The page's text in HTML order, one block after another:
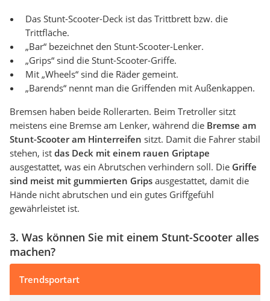
Das Stunt-Scooter-Deck ist das Trittbrett bzw. die
Trittfläche.
„Bar“ bezeichnet den Stunt-Scooter-Lenker.
„Grips“ sind die Stunt-Scooter-Griffe.
Mit „Wheels“ sind die Räder gemeint.
„Barends“ nennt man die Griffenden mit Außenkappen.
Bremsen haben beide Rollerarten. Beim Tretroller sitzt
meistens eine Bremse am Lenker, während die Bremse am
Stunt-Scooter am Hinterreifen sitzt. Damit die Fahrer stabil
stehen, ist das Deck mit einem rauen Griptape
ausgestattet, was ein Abrutschen verhindern soll. Die Griffe
sind meist mit gummierten Grips ausgestattet, damit die
Hände nicht abrutschen und ein gutes Griffgefühl
gewährleistet ist.
3. Was können Sie mit einem Stunt-Scooter alles
machen?
Trendsportart